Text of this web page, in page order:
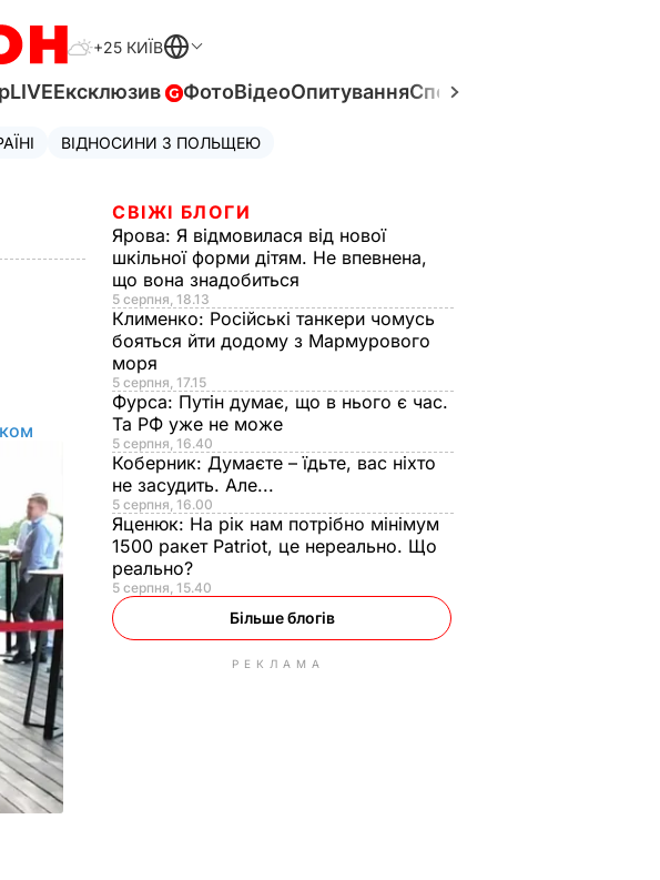
+25 КИЇВ
LIVEЕксклюзив ФотоВідеоОпитуванняСпецпроєкти
ВІДНОСИНИ З ПОЛЬЩЕЮ
СВІЖІ БЛОГИ
Ярова: Я відмовилася від нової
шкільної форми дітям. Не впевнена,
що вона знадобиться
5 серпня, 18.13
Клименко: Російські танкери чомусь
бояться йти додому з Мармурового
моря
5 серпня, 17.15
Фурса: Путін думає, що в нього є час.
Та РФ уже не може
5 серпня, 16.40
Коберник: Думаєте – їдьте, вас ніхто
не засудить. Але...
5 серпня, 16.00
Яценюк: На рік нам потрібно мінімум
1500 ракет Patriot, це нереально. Що
реально?
5 серпня, 15.40
Більше блогів
РЕКЛАМА